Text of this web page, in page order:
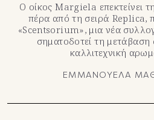
Ο οίκος Margiela επεκτείνει
πέρα από τη σειρά Replica,
«Scentsorium», μια νέα
σηματοδοτεί τη μετάβαση
καλλιτεχνική
ΕΜΜΑΝΟΥΕΛΑ